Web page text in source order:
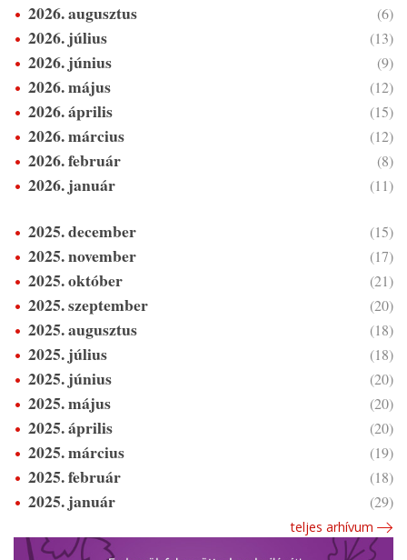
2026. augusztus (6)
2026. július (13)
2026. június (9)
2026. május (12)
2026. április (15)
2026. március (12)
2026. február (8)
2026. január (11)
2025. december (15)
2025. november (17)
2025. október (21)
2025. szeptember (20)
2025. augusztus (18)
2025. július (18)
2025. június (20)
2025. május (20)
2025. április (20)
2025. március (19)
2025. február (18)
2025. január (29)
teljes arhívum